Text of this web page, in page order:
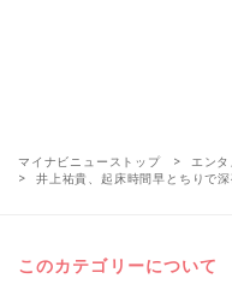
マイナビニューストップ エンタ
井上祐貴、起床時間早とちりで
このカテゴリーについて